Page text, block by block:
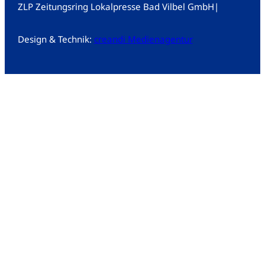
ZLP Zeitungsring Lokalpresse Bad Vilbel GmbH |
Design & Technik: creandi Medienagentur